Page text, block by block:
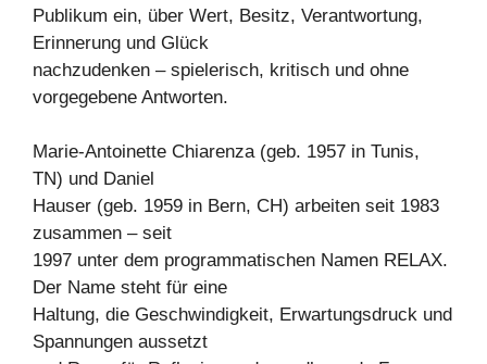
Publikum ein, über Wert, Besitz, Verantwortung,
Erinnerung und Glück
nachzudenken – spielerisch, kritisch und ohne
vorgegebene Antworten.
Marie-Antoinette Chiarenza (geb. 1957 in Tunis,
TN) und Daniel
Hauser (geb. 1959 in Bern, CH) arbeiten seit 1983
zusammen – seit
1997 unter dem programmatischen Namen RELAX.
Der Name steht für eine
Haltung, die Geschwindigkeit, Erwartungsdruck und
Spannungen aussetzt